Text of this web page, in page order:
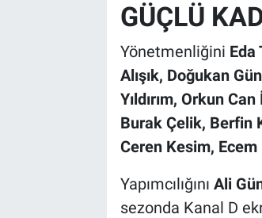
GÜÇLÜ
Yönetmenliğini Eda
Alışık, Doğukan
Yıldırım, Orkun
Burak Çelik, Berfin
Ceren Kesim,
Yapımcılığını Ali
sezonda Kanal D